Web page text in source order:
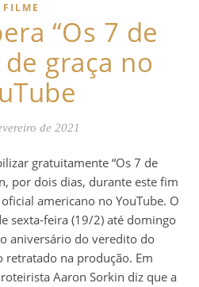
FILME
“Os 7 de
de graça no
de 2021
por dois dias, durante este fim
americano no YouTube. O
sexta-feira (19/2) até domingo
aniversário do veredito do
na produção. Em
Aaron Sorkin diz que a